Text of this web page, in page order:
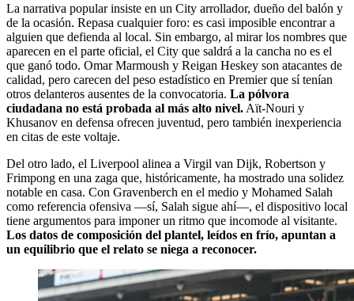
La narrativa popular insiste en un City arrollador, dueño del balón y
de la ocasión. Repasa cualquier foro: es casi imposible encontrar a
alguien que defienda al local. Sin embargo, al mirar los nombres que
aparecen en el parte oficial, el City que saldrá a la cancha no es el
que ganó todo. Omar Marmoush y Reigan Heskey son atacantes de
calidad, pero carecen del peso estadístico en Premier que sí tenían
otros delanteros ausentes de la convocatoria. La pólvora
ciudadana no está probada al más alto nivel. Aït-Nouri y
Khusanov en defensa ofrecen juventud, pero también inexperiencia
en citas de este voltaje.
Del otro lado, el Liverpool alinea a Virgil van Dijk, Robertson y
Frimpong en una zaga que, históricamente, ha mostrado una solidez
notable en casa. Con Gravenberch en el medio y Mohamed Salah
como referencia ofensiva —sí, Salah sigue ahí—, el dispositivo local
tiene argumentos para imponer un ritmo que incomode al visitante.
Los datos de composición del plantel, leídos en frío, apuntan a
un equilibrio que el relato se niega a reconocer.